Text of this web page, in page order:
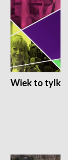
Wiek to tylko